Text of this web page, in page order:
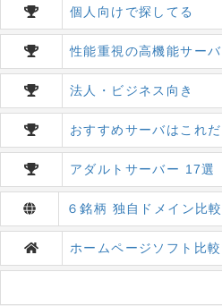
個人向けで探してる
性能重視の高機能サーバ
法人・ビジネス向き
おすすめサーバはこれだ
アダルトサーバー 17選
６銘柄 独自ドメイン比較
ホームページソフト比較